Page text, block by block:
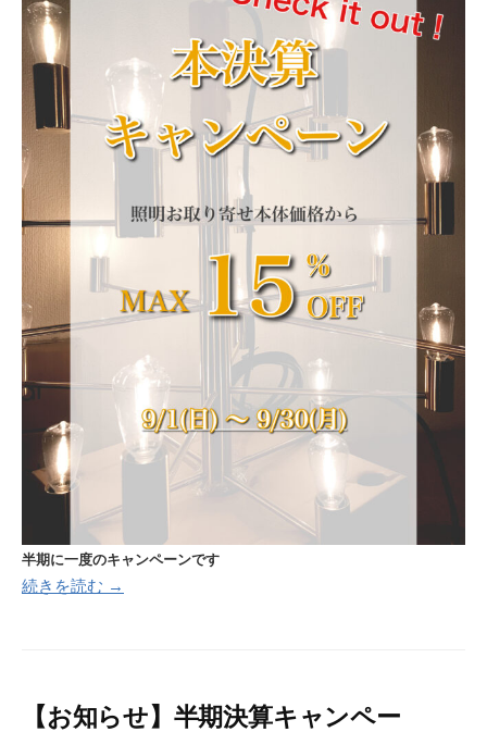
半期に一度のキャンペーンです
続きを読む →
【お知らせ】半期決算キャンペー